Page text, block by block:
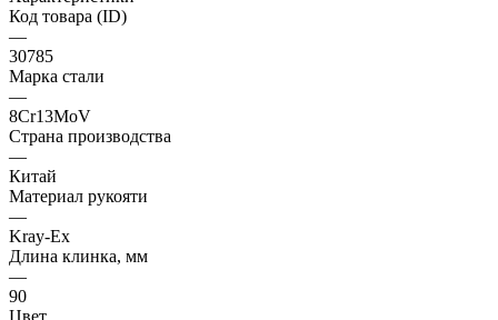
Код товара (ID)
—
30785
Марка стали
—
8Cr13MoV
Страна производства
—
Китай
Материал рукояти
—
Kray-Ex
Длина клинка, мм
—
90
Цвет